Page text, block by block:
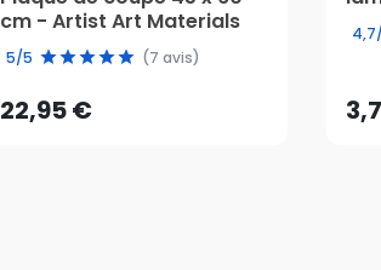
cm - Artist Art Materials
5/5 (7 avis)
22,95 €
22,95 €
AJOUTER AU PANIER